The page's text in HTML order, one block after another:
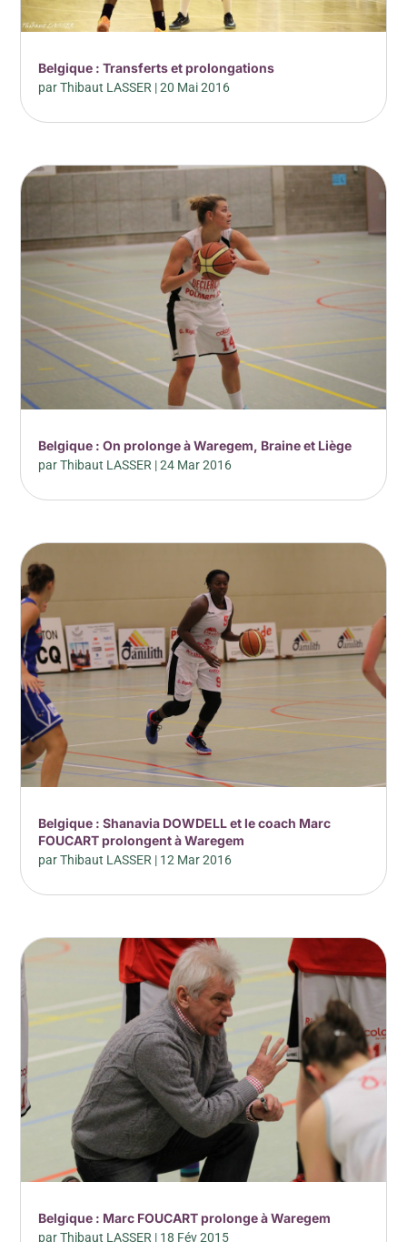
Belgique : Transferts et prolongations
parThibaut LASSER |20 Mai 2016
Belgique : On prolonge à Waregem, Braine et Liège
parThibaut LASSER |24 Mar 2016
Belgique : Shanavia DOWDELL et le coach Marc
FOUCART prolongent à Waregem
parThibaut LASSER | 12 Mar 2016
Belgique : Marc FOUCART prolonge à Waregem
parThibaut LASSER | 18 Fév 2015